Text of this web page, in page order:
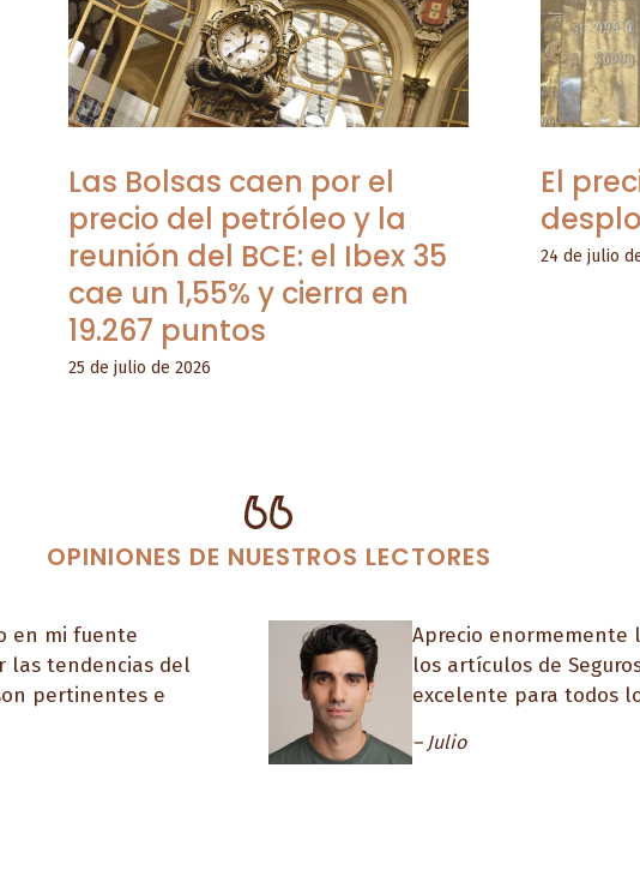
Las Bolsas caen por el
precio del petróleo y la
reunión del BCE: el Ibex 35
cae un 1,55% y cierra en
19.267 puntos
25 de julio de 2026
El
24 de julio
OPINIONES DE NUESTROS LECTORES
en mi fuente
las tendencias del
pertinentes e
Aprecio enormemente
los artículos de
excelente para todos
– Julio